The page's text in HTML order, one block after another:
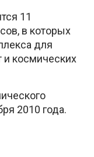
11
в которых
для
и космических
2010 года.